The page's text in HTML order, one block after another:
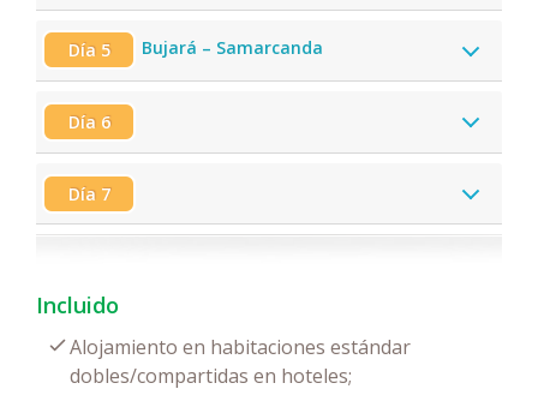
Día 5 Bujará – Samarcanda
Día 6
Día 7
Incluido
Alojamiento en habitaciones estándar
dobles/compartidas en hoteles;